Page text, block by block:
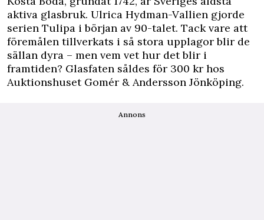
aktiva glasbruk. Ulrica Hydman-Vallien gjorde
serien Tulipa i början av 90-talet. Tack vare att
föremålen tillverkats i så stora upplagor blir de
sällan dyra – men vem vet hur det blir i
framtiden? Glasfaten såldes för 300 kr hos
Auktionshuset Gomér & Andersson Jönköping.
Annons